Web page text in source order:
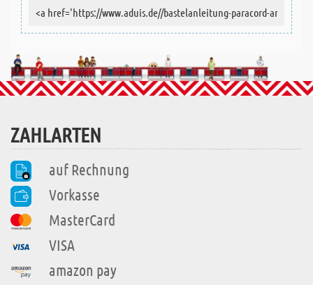
ZAHLARTEN
auf Rechnung
Vorkasse
MasterCard
VISA
amazon pay